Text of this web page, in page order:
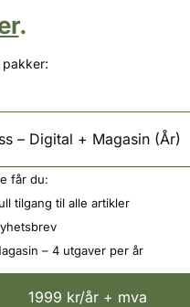
.
– Digital + Magasin (År)
får du:
tilgang til alle artikler
– 4 utgaver per år
1999 kr/år + mva